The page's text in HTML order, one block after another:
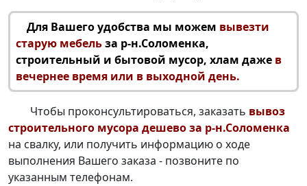
Для Вашего удобства мы можем вывезти
старую мебельза р-н.Соломенка,
строительный и бытовой мусор, хлам даже в
вечернее время или в выходной день.
Чтобы проконсультироваться, заказать вывоз
строительного мусора дешево за р-н.Соломенка
на свалку, или получить информацию о ходе
выполнения Вашего заказа - позвоните по
указанным телефонам.